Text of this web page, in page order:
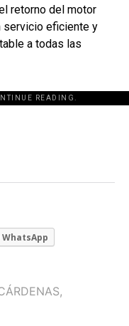
retorno del motor
servicio eficiente y
a todas las
READING.
WhatsApp
,